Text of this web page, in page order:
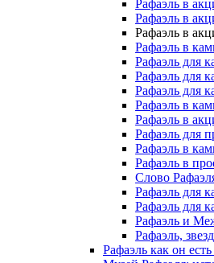
Рафаэль в
Рафаэль в
Рафаэль в
Рафаэль в
Рафаэль для
Рафаэль для
Рафаэль для
Рафаэль в
Рафаэль в
Рафаэль для
Рафаэль в
Рафаэль в
Слово
Рафаэль для
Рафаэль для
Рафаэль и
Рафаэль,
Рафаэль как он